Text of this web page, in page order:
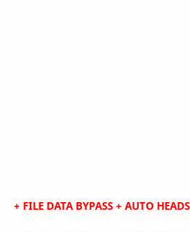
+ FILE DATA BYPASS + AUTO